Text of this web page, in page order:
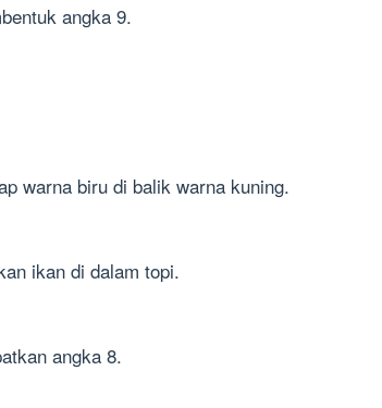
angka 9.
warna biru di balik warna kuning.
ikan di dalam topi.
angka 8.